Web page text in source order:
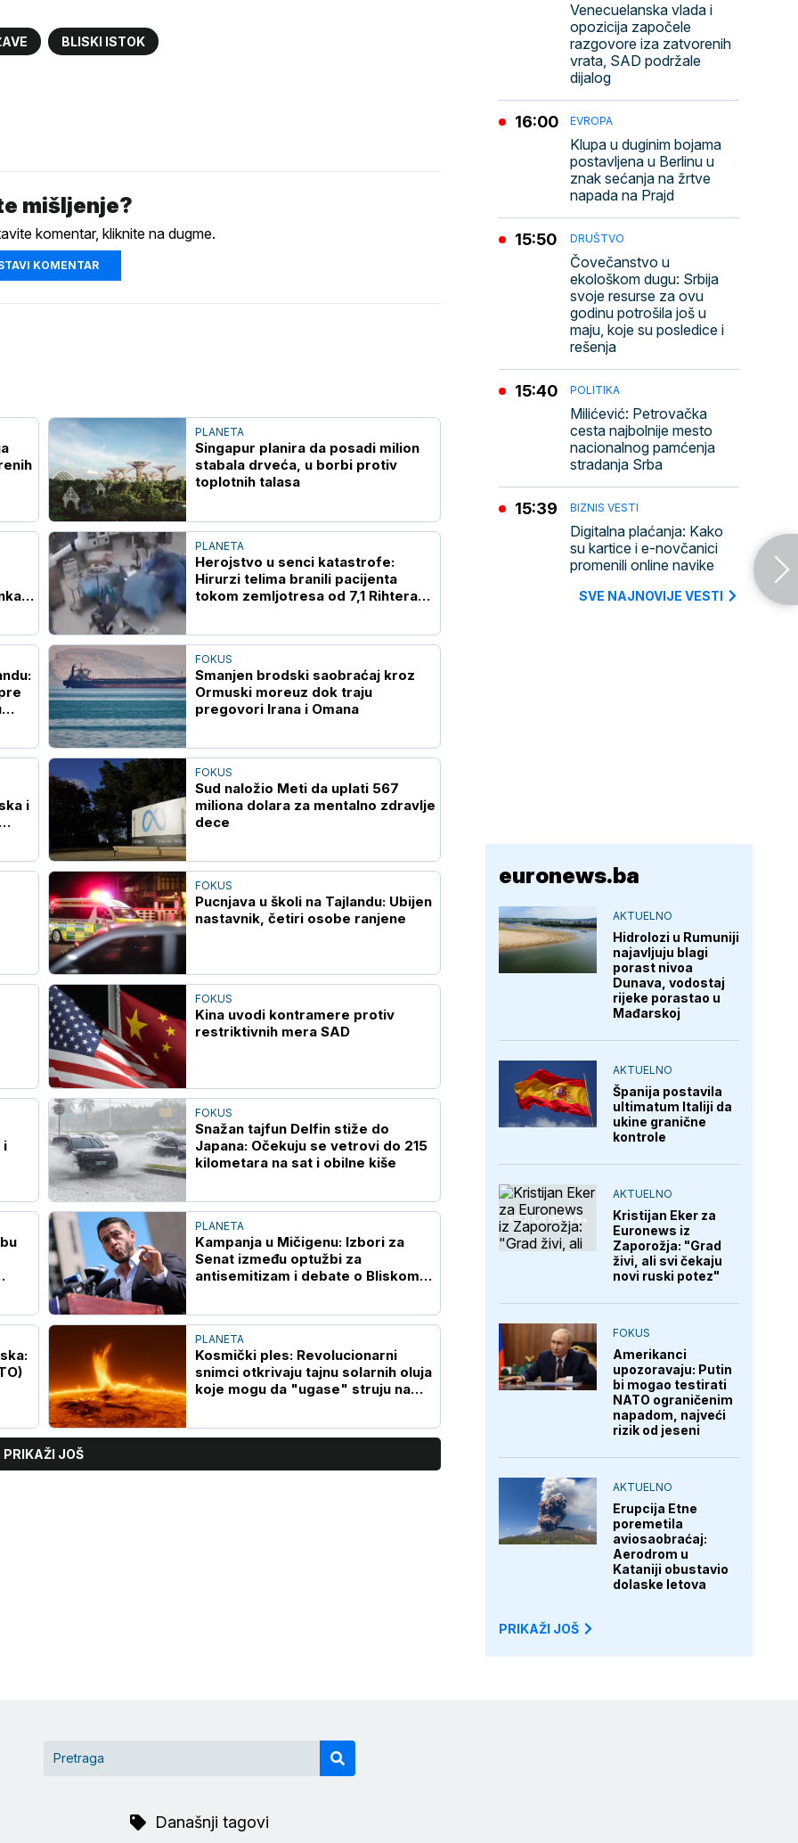
BLISKI ISTOK
mišljenje?
komentar, kliknite na dugme.
KOMENTAR
PLANETA
Singapur planira da posadi milion
stabala drveća, u borbi protiv
toplotnih talasa
PLANETA
Herojstvo u senci katastrofe:
Hirurzi telima branili pacijenta
tokom zemljotresa od 7,1 Rihtera
FOKUS
Smanjen brodski saobraćaj kroz
Ormuski moreuz dok traju
pregovori Irana i Omana
i
FOKUS
Sud naložio Meti da uplati 567
miliona dolara za mentalno zdravlje
dece
FOKUS
Pucnjava u školi na Tajlandu: Ubijen
nastavnik, četiri osobe ranjene
FOKUS
Kina uvodi kontramere protiv
restriktivnih mera SAD
i
FOKUS
Snažan tajfun Delfin stiže do
Japana: Očekuju se vetrovi do 215
kilometara na sat i obilne kiše
PLANETA
Kampanja u Mičigenu: Izbori za
Senat između optužbi za
antisemitizam i debate o Bliskom
PLANETA
Kosmički ples: Revolucionarni
snimci otkrivaju tajnu solarnih oluja
koje mogu da "ugase" struju na
PRIKAŽI JOŠ
Venecuelanska vlada i
opozicija započele
razgovore iza zatvorenih
vrata, SAD podržale
dijalog
EVROPA
Klupa u duginim bojama
postavljena u Berlinu u
znak sećanja na žrtve
napada na Prajd
16:00
DRUŠTVO
Čovečanstvo u
ekološkom dugu: Srbija
svoje resurse za ovu
godinu potrošila još u
maju, koje su posledice i
rešenja
15:50
POLITIKA
Milićević: Petrovačka
cesta najbolnije mesto
nacionalnog pamćenja
stradanja Srba
15:40
BIZNIS VESTI
Digitalna plaćanja: Kako
su kartice i e-novčanici
promenili online navike
15:39
SVE NAJNOVIJE VESTI
euronews.ba
AKTUELNO
Hidrolozi u Rumuniji
najavljuju blagi
porast nivoa
Dunava, vodostaj
rijeke porastao u
Mađarskoj
AKTUELNO
Španija postavila
ultimatum Italiji da
ukine granične
kontrole
AKTUELNO
Kristijan Eker za
Euronews iz
Zaporožja: "Grad
živi, ali svi čekaju
novi ruski potez"
FOKUS
Amerikanci
upozoravaju: Putin
bi mogao testirati
NATO ograničenim
napadom, najveći
rizik od jeseni
AKTUELNO
Erupcija Etne
poremetila
aviosaobraćaj:
Aerodrom u
Kataniji obustavio
dolaske letova
PRIKAŽI JOŠ
Današnji tagovi